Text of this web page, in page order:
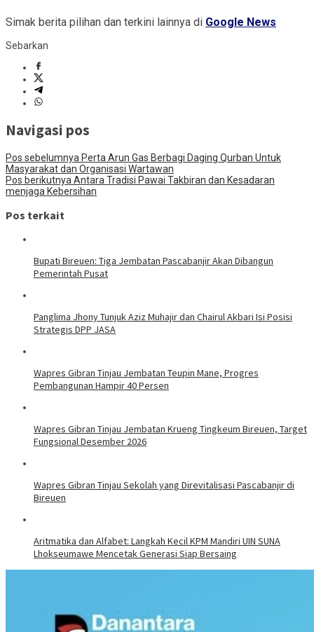
Simak berita pilihan dan terkini lainnya di Google News
Sebarkan
Navigasi pos
Pos sebelumnya Perta Arun Gas Berbagi Daging Qurban Untuk
Masyarakat dan Organisasi Wartawan
Pos berikutnya Antara Tradisi Pawai Takbiran dan Kesadaran
menjaga Kebersihan
Pos terkait
Bupati Bireuen: Tiga Jembatan Pascabanjir Akan Dibangun
Pemerintah Pusat
Panglima Jhony Tunjuk Aziz Muhajir dan Chairul Akbari Isi Posisi
Strategis DPP JASA
Wapres Gibran Tinjau Jembatan Teupin Mane, Progres
Pembangunan Hampir 40 Persen
Wapres Gibran Tinjau Jembatan Krueng Tingkeum Bireuen, Target
Fungsional Desember 2026
Wapres Gibran Tinjau Sekolah yang Direvitalisasi Pascabanjir di
Bireuen
Aritmatika dan Alfabet: Langkah Kecil KPM Mandiri UIN SUNA
Lhokseumawe Mencetak Generasi Siap Bersaing